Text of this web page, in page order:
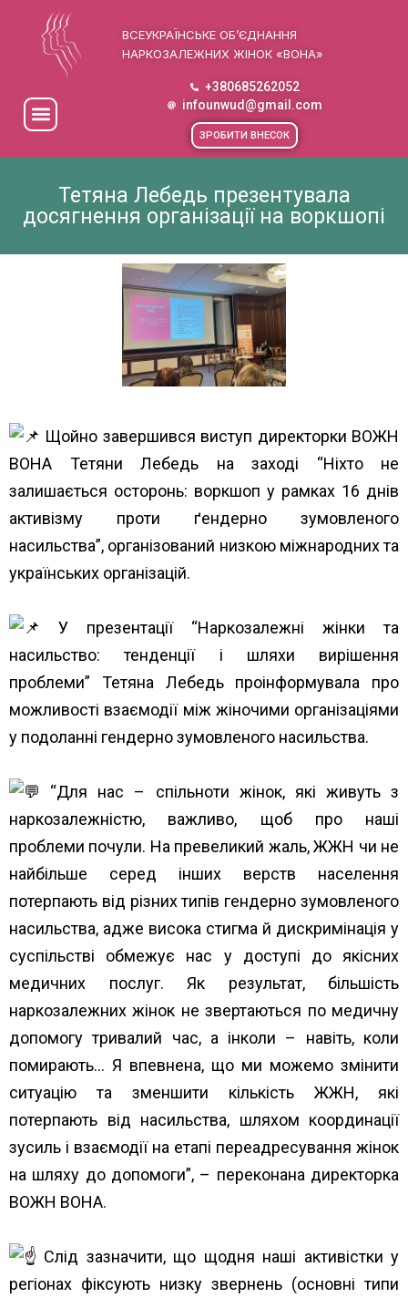
ВСЕУКРАЇНСЬКЕ ОБ’ЄДНАННЯ
НАРКОЗАЛЕЖНИХ ЖІНОК «ВОНА»
+380685262052
infounwud@gmail.com
ЗРОБИТИ ВНЕСОК
Тетяна Лебедь презентувала
досягнення організації на воркшопі
Щойно завершився виступ директорки ВОЖН
ВОНА Тетяни Лебедь на заході “Ніхто не
залишається осторонь: воркшоп у рамках 16 днів
активізму проти ґендерно зумовленого
насильства”, організований низкою міжнародних та
українських організацій.
У презентації “Наркозалежні жінки та
насильство: тенденції і шляхи вирішення
проблеми” Тетяна Лебедь проінформувала про
можливості взаємодії між жіночими організаціями
у подоланні гендерно зумовленого насильства.
“Для нас – спільноти жінок, які живуть з
наркозалежністю, важливо, щоб про наші
проблеми почули. На превеликий жаль, ЖЖН чи не
найбільше серед інших верств населення
потерпають від різних типів гендерно зумовленого
насильства, адже висока стигма й дискримінація у
суспільстві обмежує нас у доступі до якісних
медичних послуг. Як результат, більшість
наркозалежних жінок не звертаються по медичну
допомогу тривалий час, а інколи – навіть, коли
помирають… Я впевнена, що ми можемо змінити
ситуацію та зменшити кількість ЖЖН, які
потерпають від насильства, шляхом координації
зусиль і взаємодії на етапі переадресування жінок
на шляху до допомоги”, – переконана директорка
ВОЖН ВОНА.
Слід зазначити, що щодня наші активістки у
регіонах фіксують низку звернень (основні типи